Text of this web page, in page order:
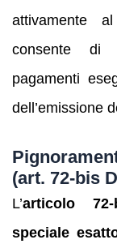
attivamente
consente di
pagamenti
dell’emissione
(art. 72‑bis
L’articolo
speciale